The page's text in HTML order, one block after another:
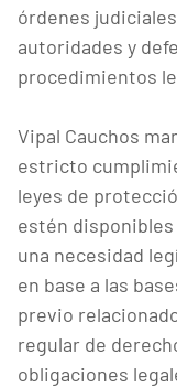
órdenes
autoridades y
procedimientos
Vipal Cauchos
estricto
leyes de
estén
una necesidad
en base a las
previo
regular de
obligaciones